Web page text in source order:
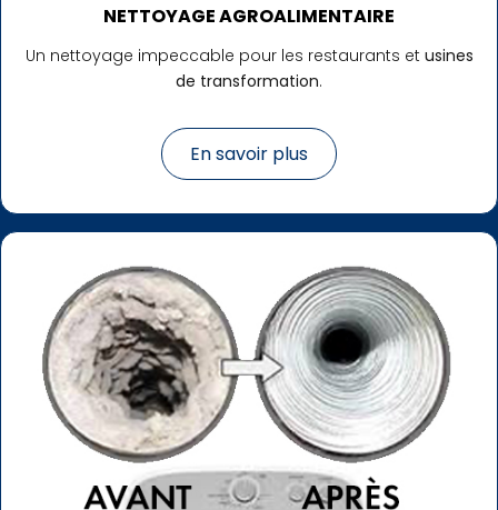
NETTOYAGE AGROALIMENTAIRE
Un nettoyage impeccable pour les restaurants et usines
de transformation.
En savoir plus